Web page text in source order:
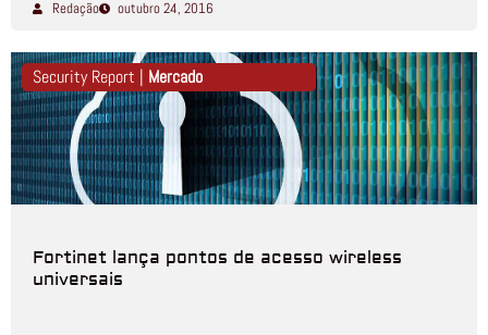
Redação outubro 24, 2016
Security Report | Mercado
Fortinet lança pontos de acesso wireless
universais